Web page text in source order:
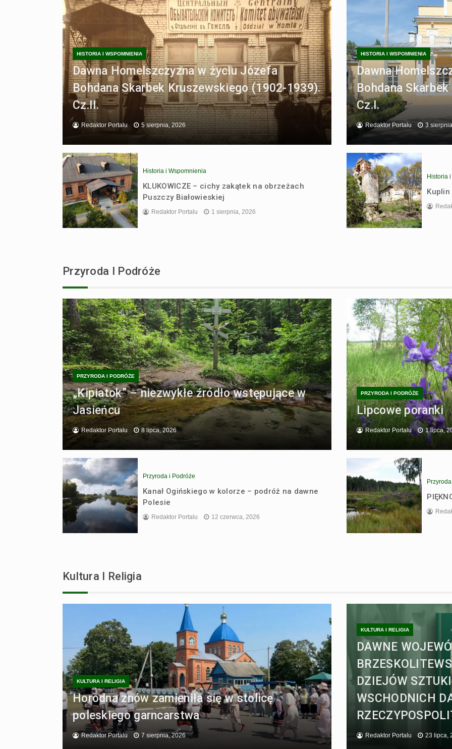
HISTORIA I WSPOMNIENIA
Dawna Homelszczyzna w życiu Józefa
Bohdana Skarbek Kruszewskiego (1902-1939).
Cz.II.
Redaktor Portalu 5 sierpnia, 2026
HISTORIA I WSPOMNIENIA
Dawna
Bohdana
Cz.I.
Redaktor Portalu 3
Historia i Wspomnienia
KLUKOWICZE – cichy zakątek na obrzeżach
Puszczy Białowieskiej
Redaktor Portalu 1 sierpnia, 2026
Historia
Kuplin
Przyroda I Podróże
PRZYRODA I PODRÓŻE
„Kipiatok” – niezwykłe źródło wstępujące w
Jasieńcu
Redaktor Portalu 8 lipca, 2026
PRZYRODA I PODRÓŻE
Lipcowe poranki
Redaktor Portalu 1 lipca,
Przyroda i Podróże
Kanał Ogińskiego w kolorze – podróż na dawne
Polesie
Redaktor Portalu 12 czerwca, 2026
Kultura I Religia
KULTURA I RELIGIA
Horodna znów zamieniła się w stolicę
poleskiego garncarstwa
Redaktor Portalu 7 sierpnia, 2026
KULTURA I RELIGIA
DAWNE
DZIEJÓW
WSCHODNICH
Redaktor Portalu 23 lipca,